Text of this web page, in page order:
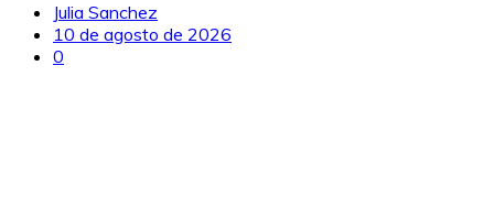
Julia Sanchez
10 de agosto de 2026
0